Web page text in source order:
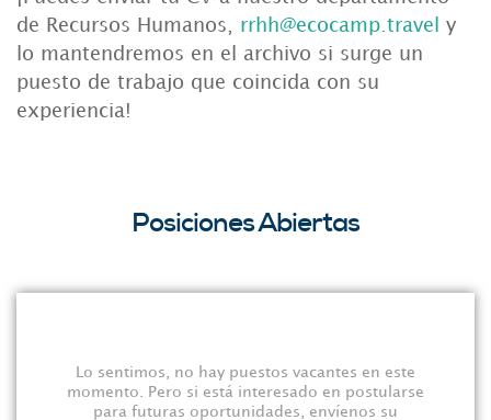
de Recursos Humanos, rrhh@ecocamp.travel
y
lo mantendremos en el archivo si surge un
puesto de trabajo que coincida con su
experiencia!
Posiciones Abiertas
Lo sentimos, no hay puestos vacantes en este
momento. Pero si está interesado en postularse
para futuras oportunidades, envíenos su